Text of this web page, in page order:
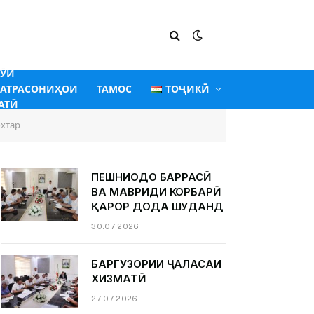
ТАМОС ТОҶИКӢ
ПЕШНИҲОДҲО БАРРАСӢ
ВА МАВРИДИ КОРБАРӢ
ҚАРОР ДОДА ШУДАНД
30.07.2026
БАРГУЗОРИИ ҶАЛАСАИ
ХИЗМАТӢ
27.07.2026